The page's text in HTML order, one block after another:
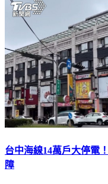
台中海線14萬戶大停
障